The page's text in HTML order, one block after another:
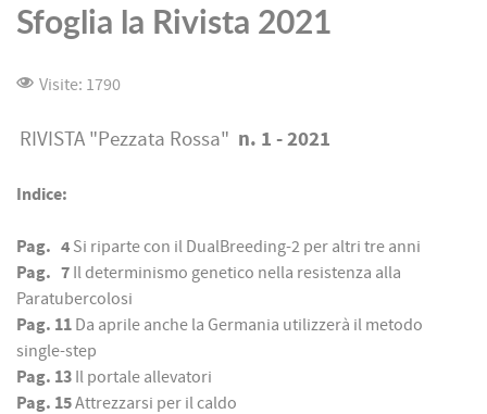
Sfoglia la Rivista 2021
Visite: 1790
RIVISTA "Pezzata Rossa" n. 1 - 2021
Indice:
Pag. 4 Si riparte con il DualBreeding-2 per altri tre anni
Pag. 7 Il determinismo genetico nella resistenza alla
Paratubercolosi
Pag. 11 Da aprile anche la Germania utilizzerà il metodo
single-step
Pag. 13 Il portale allevatori
Pag. 15Attrezzarsi per il caldo